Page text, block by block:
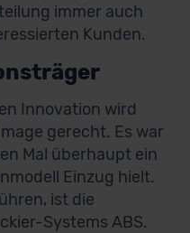
immer auch
Kunden.
Innovation wird
gerecht. Es war
Mal überhaupt ein
Einzug hielt.
ist die
Systems ABS.